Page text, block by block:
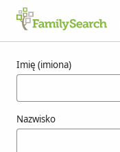
Imię (imiona)
Nazwisko